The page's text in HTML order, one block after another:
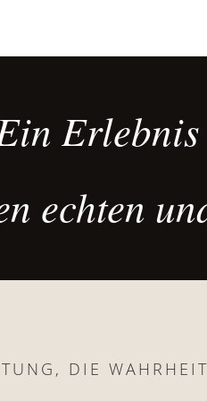
echten
DIE